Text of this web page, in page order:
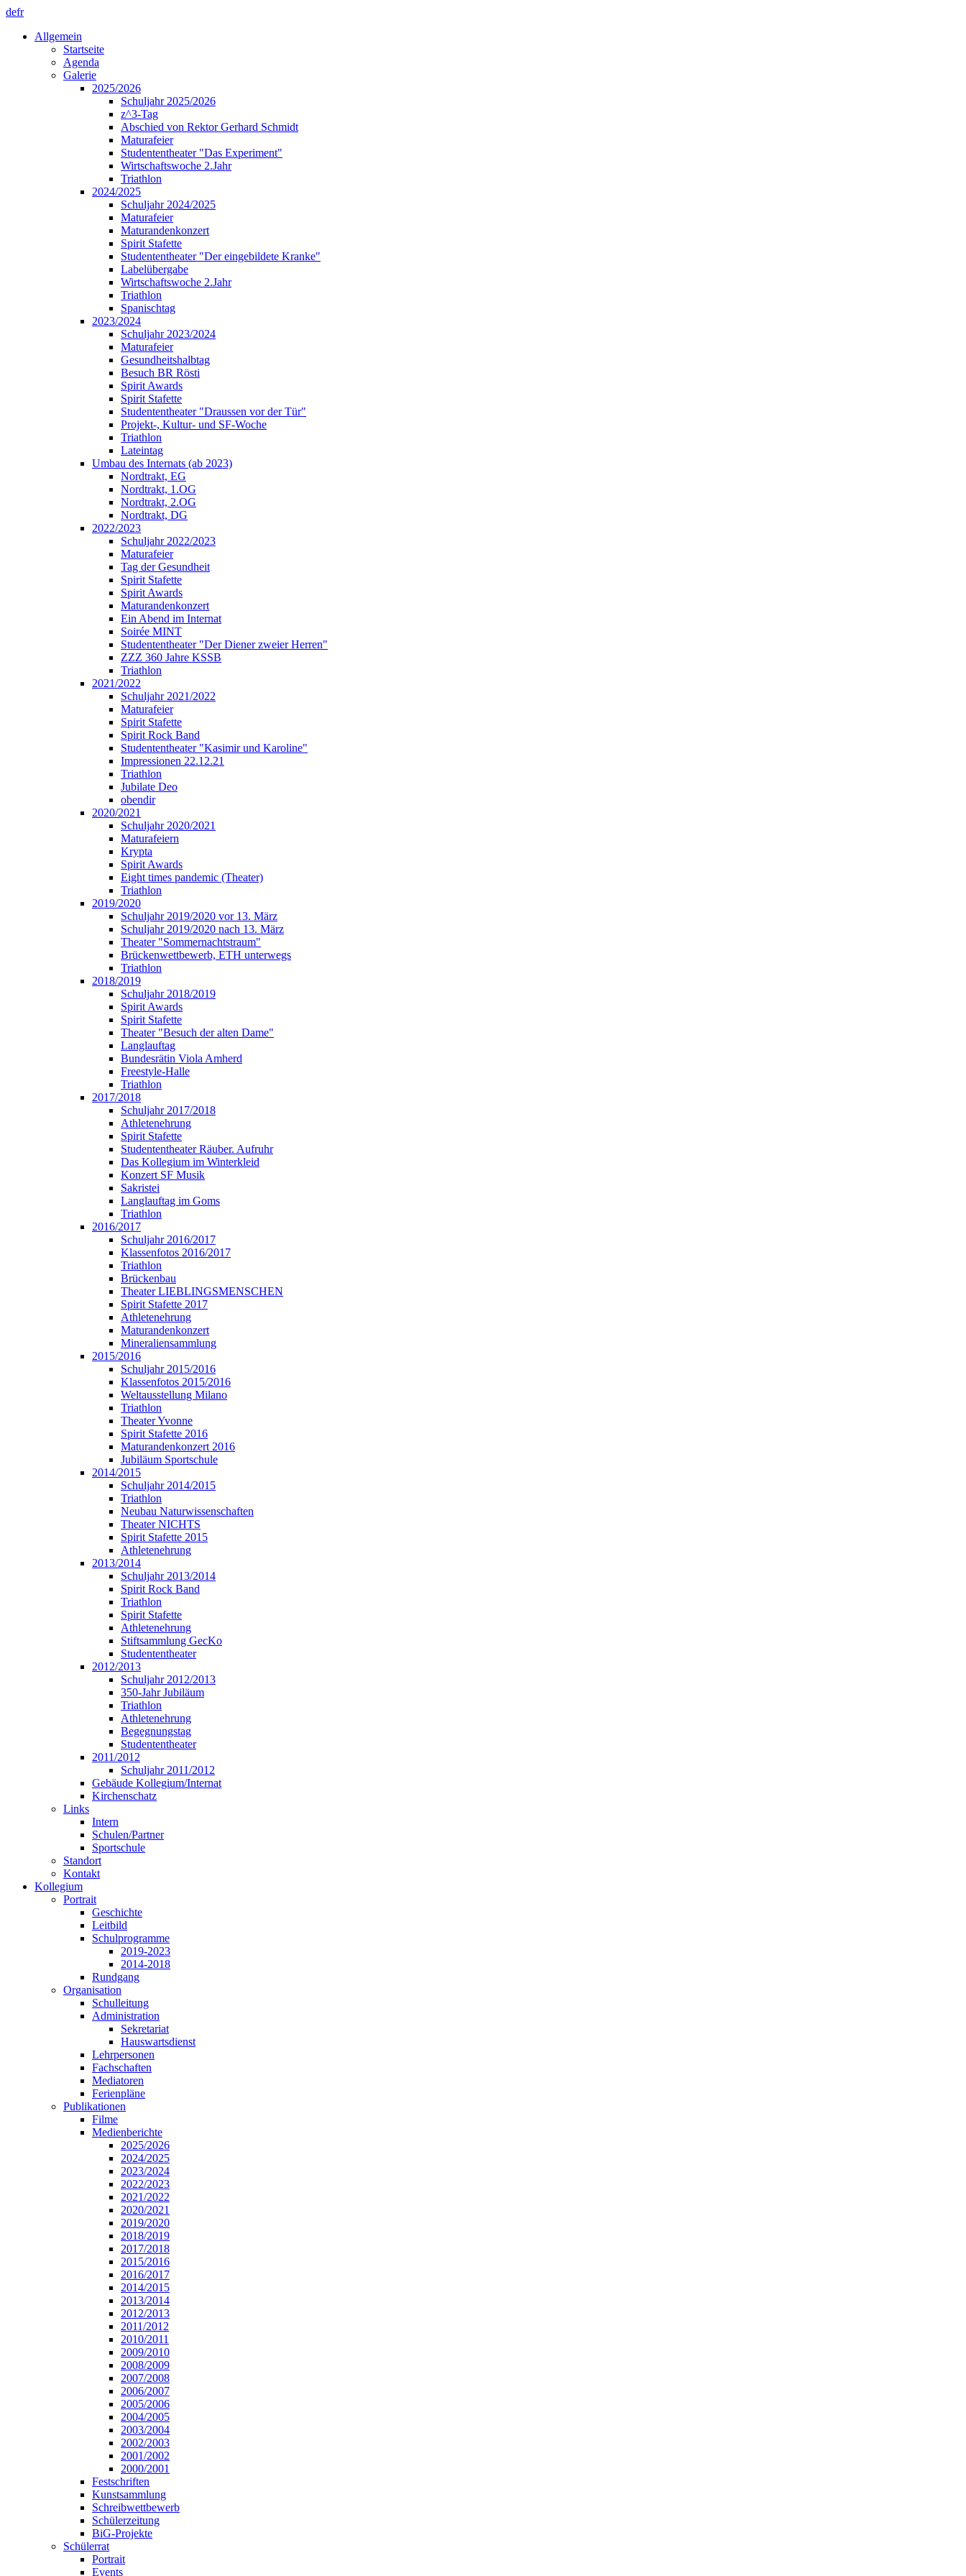
defr
Allgemein
Startseite
Agenda
Galerie
2025/2026
Schuljahr 2025/2026
z^3-Tag
Abschied von Rektor Gerhard Schmidt
Maturafeier
Studententheater "Das Experiment"
Wirtschaftswoche 2.Jahr
Triathlon
2024/2025
Schuljahr 2024/2025
Maturafeier
Maturandenkonzert
Spirit Stafette
Studententheater "Der eingebildete Kranke"
Labelübergabe
Wirtschaftswoche 2.Jahr
Triathlon
Spanischtag
2023/2024
Schuljahr 2023/2024
Maturafeier
Gesundheitshalbtag
Besuch BR Rösti
Spirit Awards
Spirit Stafette
Studententheater "Draussen vor der Tür"
Projekt-, Kultur- und SF-Woche
Triathlon
Lateintag
Umbau des Internats (ab 2023)
Nordtrakt, EG
Nordtrakt, 1.OG
Nordtrakt, 2.OG
Nordtrakt, DG
2022/2023
Schuljahr 2022/2023
Maturafeier
Tag der Gesundheit
Spirit Stafette
Spirit Awards
Maturandenkonzert
Ein Abend im Internat
Soirée MINT
Studententheater "Der Diener zweier Herren"
ZZZ 360 Jahre KSSB
Triathlon
2021/2022
Schuljahr 2021/2022
Maturafeier
Spirit Stafette
Spirit Rock Band
Studententheater "Kasimir und Karoline"
Impressionen 22.12.21
Triathlon
Jubilate Deo
obendir
2020/2021
Schuljahr 2020/2021
Maturafeiern
Krypta
Spirit Awards
Eight times pandemic (Theater)
Triathlon
2019/2020
Schuljahr 2019/2020 vor 13. März
Schuljahr 2019/2020 nach 13. März
Theater "Sommernachtstraum"
Brückenwettbewerb, ETH unterwegs
Triathlon
2018/2019
Schuljahr 2018/2019
Spirit Awards
Spirit Stafette
Theater "Besuch der alten Dame"
Langlauftag
Bundesrätin Viola Amherd
Freestyle-Halle
Triathlon
2017/2018
Schuljahr 2017/2018
Athletenehrung
Spirit Stafette
Studententheater Räuber. Aufruhr
Das Kollegium im Winterkleid
Konzert SF Musik
Sakristei
Langlauftag im Goms
Triathlon
2016/2017
Schuljahr 2016/2017
Klassenfotos 2016/2017
Triathlon
Brückenbau
Theater LIEBLINGSMENSCHEN
Spirit Stafette 2017
Athletenehrung
Maturandenkonzert
Mineraliensammlung
2015/2016
Schuljahr 2015/2016
Klassenfotos 2015/2016
Weltausstellung Milano
Triathlon
Theater Yvonne
Spirit Stafette 2016
Maturandenkonzert 2016
Jubiläum Sportschule
2014/2015
Schuljahr 2014/2015
Triathlon
Neubau Naturwissenschaften
Theater NICHTS
Spirit Stafette 2015
Athletenehrung
2013/2014
Schuljahr 2013/2014
Spirit Rock Band
Triathlon
Spirit Stafette
Athletenehrung
Stiftsammlung GecKo
Studententheater
2012/2013
Schuljahr 2012/2013
350-Jahr Jubiläum
Triathlon
Athletenehrung
Begegnungstag
Studententheater
2011/2012
Schuljahr 2011/2012
Gebäude Kollegium/Internat
Kirchenschatz
Links
Intern
Schulen/Partner
Sportschule
Standort
Kontakt
Kollegium
Portrait
Geschichte
Leitbild
Schulprogramme
2019-2023
2014-2018
Rundgang
Organisation
Schulleitung
Administration
Sekretariat
Hauswartsdienst
Lehrpersonen
Fachschaften
Mediatoren
Ferienpläne
Publikationen
Filme
Medienberichte
2025/2026
2024/2025
2023/2024
2022/2023
2021/2022
2020/2021
2019/2020
2018/2019
2017/2018
2015/2016
2016/2017
2014/2015
2013/2014
2012/2013
2011/2012
2010/2011
2009/2010
2008/2009
2007/2008
2006/2007
2005/2006
2004/2005
2003/2004
2002/2003
2001/2002
2000/2001
Festschriften
Kunstsammlung
Schreibwettbewerb
Schülerzeitung
BiG-Projekte
Schülerrat
Portrait
Events